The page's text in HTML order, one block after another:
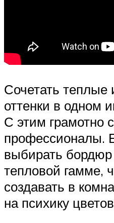
Сочетать теплые
оттенки в одном
С этим грамотно
профессионалы.
выбирать
тепловой гамме,
создавать в
на психику